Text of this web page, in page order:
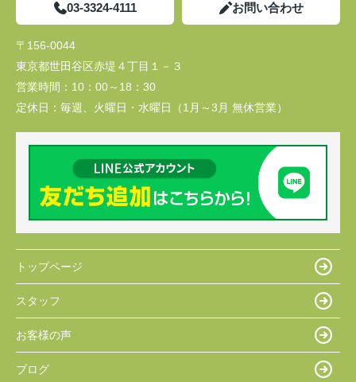
03-3324-4111 お問い合わせ
〒156-0044
東京都世田谷区赤堤４丁目１－３
営業時間： 10：00～18：30
定休日： 毎週、火曜日・水曜日（1月～3月 無休営業）
トップページ
スタッフ
お客様の声
ブログ